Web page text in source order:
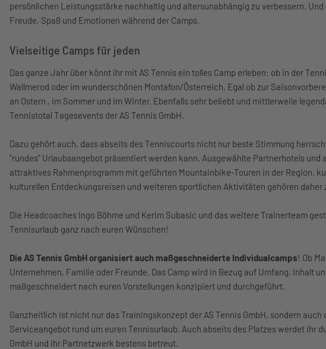
persönlichen Leistungsstärke nachhaltig und altersunabhängig zu verbessern. Und
Freude, Spaß und Emotionen während der Camps.
Vielseitige Camps für jeden
Das ganze Jahr über könnt ihr mit AS Tennis ein tolles Camp erleben: ob in der
Wallmerod oder im wunderschönen Montafon/Österreich. Egal ob zur
an Ostern , im Sommer und im Winter. Ebenfalls sehr beliebt und mittlerweile
Tennistotal Tagesevents der AS Tennis GmbH.
Dazu gehört auch, dass abseits des Tenniscourts nicht nur beste Stimmung
"rundes" Urlaubsangebot präsentiert werden kann. Ausgewählte Partnerhotels und
attraktives Rahmenprogramm mit geführten Mountainbike-Touren in der Region,
kulturellen Entdeckungsreisen und weiteren sportlichen Aktivitäten gehören daher
Die Headcoaches Ingo Böhme und Kerim Subasic und das weitere Trainerteam
Tennisurlaub ganz nach euren Wünschen!
Die AS Tennis GmbH organisiert auch maßgeschneiderte Individualcamps! Ob
Unternehmen, Familie oder Freunde. Das Camp wird in Bezug auf Umfang, Inhalt
maßgeschneidert nach euren Vorstellungen konzipiert und durchgeführt.
Ganzheitlich ist nicht nur das Trainingskonzept der AS Tennis GmbH, sondern auch
Serviceangebot rund um euren Tennisurlaub. Auch abseits des Platzes werdet ihr
GmbH und ihr Partnetzwerk bestens betreut.